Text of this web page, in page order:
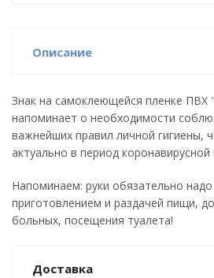
Описание
Знак на самоклеющейся пленке ПВХ
напоминает о необходимости
важнейших правил личной гигиены,
актуально в период
Напоминаем: руки обязательно
приготовлением и раздачей пищи,
больных, посещения туалета!
Доставка